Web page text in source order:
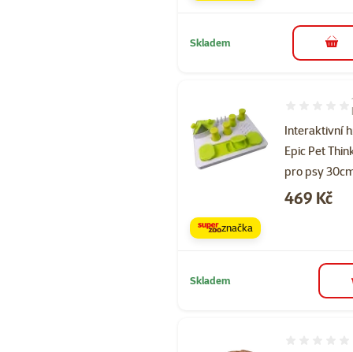
Skladem do
Interaktivní
Epic Pet
pro psy
Hodnocení
Cena
469 Kč
značka
Skladem